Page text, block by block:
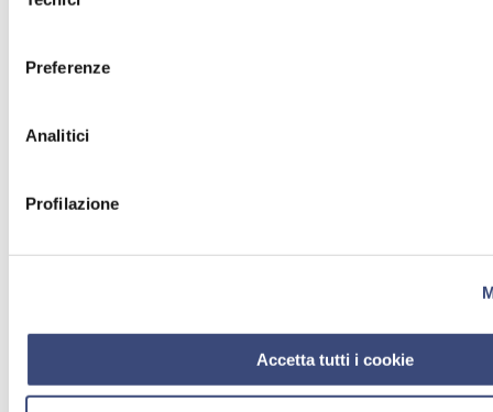
Preferenze
Analitici
Profilazione
Accetta tutti i cookie